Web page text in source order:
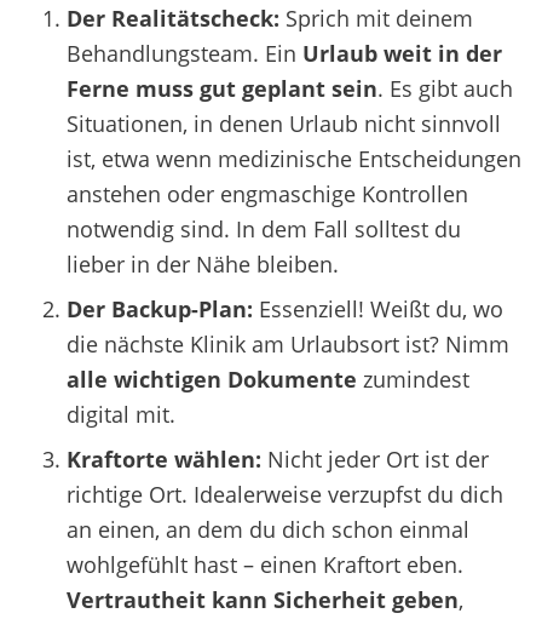
Der Realitätscheck: Sprich mit deinem
Behandlungsteam. Ein Urlaub weit in der
Ferne muss gut geplant sein. Es gibt auch
Situationen, in denen Urlaub nicht sinnvoll
ist, etwa wenn medizinische Entscheidungen
anstehen oder engmaschige Kontrollen
notwendig sind. In dem Fall solltest du
lieber in der Nähe bleiben.
Der Backup-Plan: Essenziell! Weißt du, wo
die nächste Klinik am Urlaubsort ist? Nimm
alle wichtigen Dokumente zumindest
digital mit.
Kraftorte wählen: Nicht jeder Ort ist der
richtige Ort. Idealerweise verzupfst du dich
an einen, an dem du dich schon einmal
wohlgefühlt hast – einen Kraftort eben.
Vertrautheit kann Sicherheit geben,